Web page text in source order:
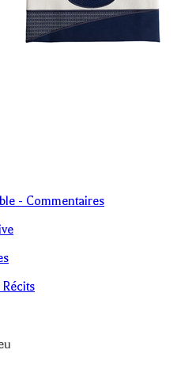
- Commentaires